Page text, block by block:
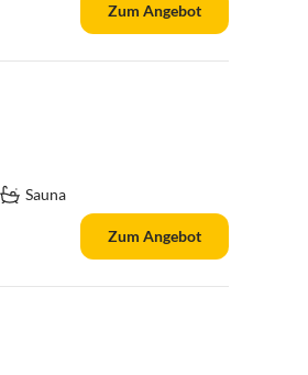
Zum Angebot
Sauna
Zum Angebot